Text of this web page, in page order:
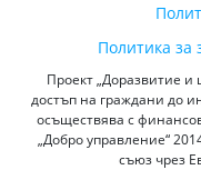
Политика
Проект „Доразвитие
достъп на граждани до
осъществява с
„Добро управление“
съюз чрез